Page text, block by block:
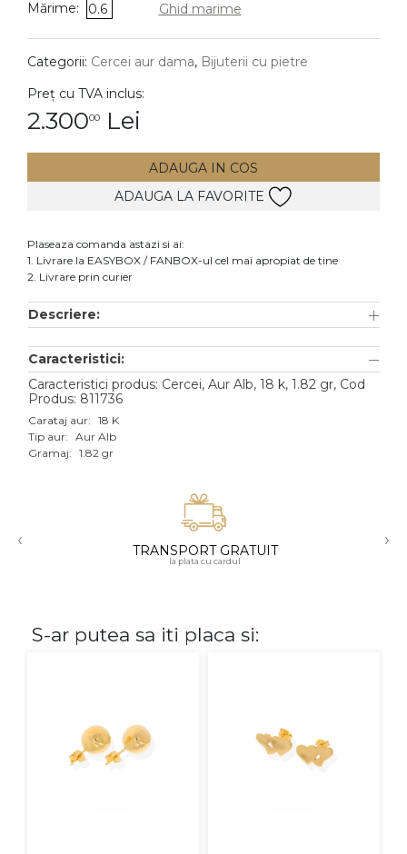
DIAMANTE Vezi toate
Cercei
Accesorii
Aur alb
Aur roz
Aur mixt
18K
Mărime: 0.6 Ghid marime
Categorii: Cercei aur dama, Bijuterii cu pietre
Preț cu TVA inclus:
2.30000 Lei
ADAUGA IN COS
ADAUGA LA FAVORITE
Plaseaza comanda astazi si ai:
1. Livrare la EASYBOX / FANBOX-ul cel mai apropiat de tine
2. Livrare prin curier
Descriere:
Caracteristici:
Caracteristici produs: Cercei, Aur Alb, 18 k, 1.82 gr, Cod
Produs: 811736
Carataj aur: 18 K
Tip aur: Aur Alb
Gramaj: 1.82 gr
‹ TRANSPORT GRATUIT
la plata cu cardul
›
S-ar putea sa iti placa si: